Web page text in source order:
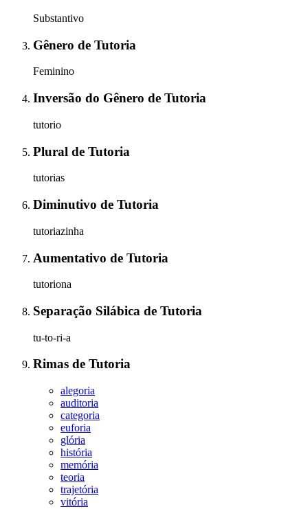
Substantivo
Gênero de Tutoria
Feminino
Inversão do Gênero de Tutoria
tutorio
Plural de Tutoria
tutorias
Diminutivo de Tutoria
tutoriazinha
Aumentativo de Tutoria
tutoriona
Separação Silábica de Tutoria
tu-to-ri-a
Rimas de Tutoria
alegoria
auditoria
categoria
euforia
glória
história
memória
teoria
trajetória
vitória